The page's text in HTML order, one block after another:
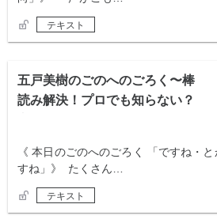
テキスト
五戸美樹のごのへのごろく〜棒
読み解決！プロでも知らない？
《 本日のごのへのごろく 「ですね
すね」》 たくさん…
テキスト